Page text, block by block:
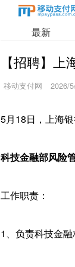
最新
【招聘】
移动支付网 2026/
5月18日，上海
科技金融部风险
工作职责：
1、负责科技金